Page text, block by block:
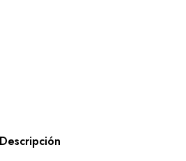
Descripción